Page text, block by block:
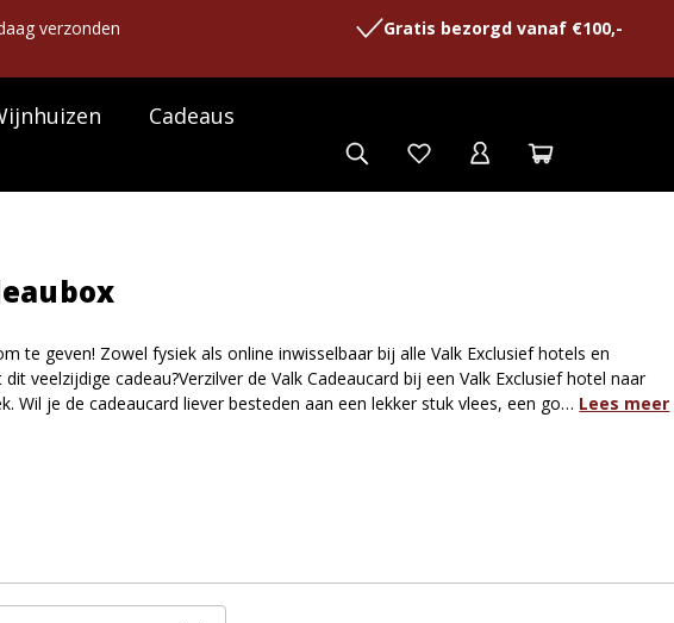
verzonden Gratis bezorgd vanaf €100,-
Cadeaus
te geven! Zowel fysiek als online inwisselbaar bij alle Valk Exclusief hotels en
veelzijdige cadeau?Verzilver de Valk Cadeaucard bij een Valk Exclusief hotel naar
Wil je de cadeaucard liever besteden aan een lekker stuk vlees, een go… Lees meer